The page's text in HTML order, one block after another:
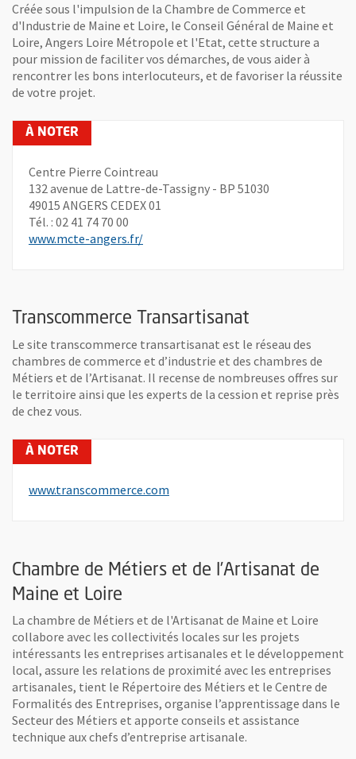
Créée sous l'impulsion de la Chambre de Commerce et
d'Industrie de Maine et Loire, le Conseil Général de Maine et
Loire, Angers Loire Métropole et l'Etat, cette structure a
pour mission de faciliter vos démarches, de vous aider à
rencontrer les bons interlocuteurs, et de favoriser la réussite
de votre projet.
Centre Pierre Cointreau
132 avenue de Lattre-de-Tassigny - BP 51030
49015 ANGERS CEDEX 01
Tél. : 02 41 74 70 00
www.mcte-angers.fr/, Ouvre une nouvelle fenêtre
Transcommerce Transartisanat
Le site transcommerce transartisanat est le réseau des
chambres de commerce et d’industrie et des chambres de
Métiers et de l’Artisanat. Il recense de nombreuses offres sur
le territoire ainsi que les experts de la cession et reprise près
de chez vous.
www.transcommerce.com
Chambre de Métiers et de l’Artisanat de
Maine et Loire
La chambre de Métiers et de l'Artisanat de Maine et Loire
collabore avec les collectivités locales sur les projets
intéressants les entreprises artisanales et le développement
local, assure les relations de proximité avec les entreprises
artisanales, tient le Répertoire des Métiers et le Centre de
Formalités des Entreprises, organise l’apprentissage dans le
Secteur des Métiers et apporte conseils et assistance
technique aux chefs d’entreprise artisanale.